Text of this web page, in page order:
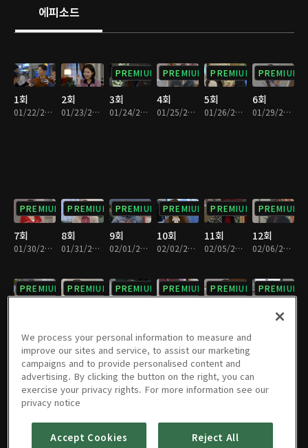
에피소드
1회
01/22/2024 • 34분
2회
01/23/2024 • 33분
PREMIUM
3회
01/24/2024 • 32분
PREMIUM
4회
01/25/2024 • 33분
PREMIUM
5회
01/26/2024 • 32분
PREMIUM
6회
01/29/2024 • 33분
PREMIUM
7회
01/30/2024 • 33분
PREMIUM
8회
01/31/2024 • 32분
PREMIUM
9회
02/01/2024 • 32분
PREMIUM
10회
02/02/2024 • 33분
PREMIUM
11회
02/05/2024 • 32분
PREMIUM
12회
02/06/2024 • 33분
PREMIUM PREMIUM PREMIUM PREMIUM PREMIUM PREMIUM
PREMIUM
19회
02/16/2024 • 31분
PREMIUM
20회
PREMIUM
21회
PREMIUM
22회
PREMIUM
23회 24회
We process your personal information to measure and
improve our sites and service, to assist our marketing
campaigns and to provide personalised content and
advertising. By clicking the button on the right, you can
exercise your privacy rights. For more information see our
privacy notice
Accept Cookies Reject All